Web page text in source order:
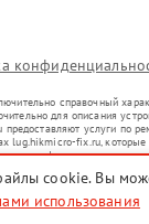
справочный
для описания
услуги по
lug.hikmicro-fix.ru, которые
или их официальными
уже введенных в
цели
для информирования о
cookie. Вы
использования